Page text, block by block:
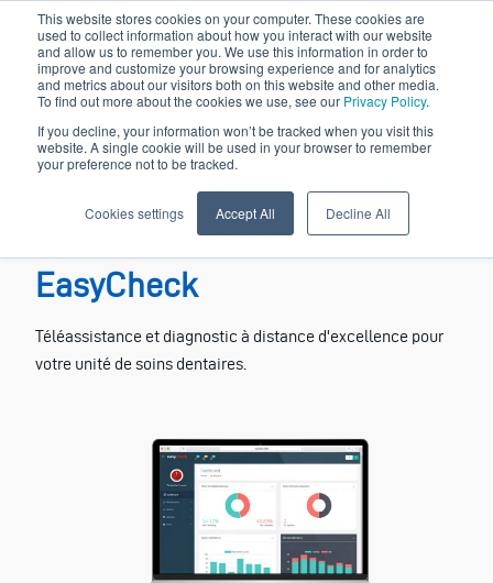
This website stores cookies on your computer. These cookies are
used to collect information about how you interact with our website
and allow us to remember you. We use this information in order to
improve and customize your browsing experience and for analytics
and metrics about our visitors both on this website and other media.
To find out more about the cookies we use, see our Privacy Policy.
If you decline, your information won’t be tracked when you visit this
website. A single cookie will be used in your browser to remember
your preference not to be tracked.
Cookies settings Accept All Decline All
Téléassistance et
EasyCheck
Téléassistance et diagnostic à distance d'excellence pour
votre unité de soins dentaires.